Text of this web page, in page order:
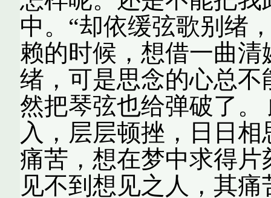
中。“却依缓弦歌别绪
赖的时候，想借一曲
绪，可是思念的心总
然把琴弦也给弹破了
入，层层顿挫，日日
痛苦，想在梦中求得
见不到想见之人，其